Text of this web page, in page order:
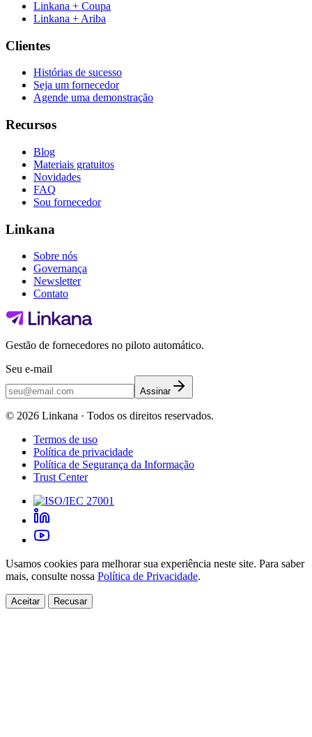
Linkana + Coupa
Linkana + Ariba
Clientes
Histórias de sucesso
Seja um fornecedor
Agende uma demonstração
Recursos
Blog
Materiais gratuitos
Novidades
FAQ
Sou fornecedor
Linkana
Sobre nós
Governança
Newsletter
Contato
Gestão de fornecedores no piloto automático.
Seu e-mail
Assinar
© 2026 Linkana · Todos os direitos reservados.
Termos de uso
Política de privacidade
Política de Segurança da Informação
Trust Center
Usamos cookies para melhorar sua experiência neste site. Para saber
mais, consulte nossa Política de Privacidade.
Aceitar Recusar